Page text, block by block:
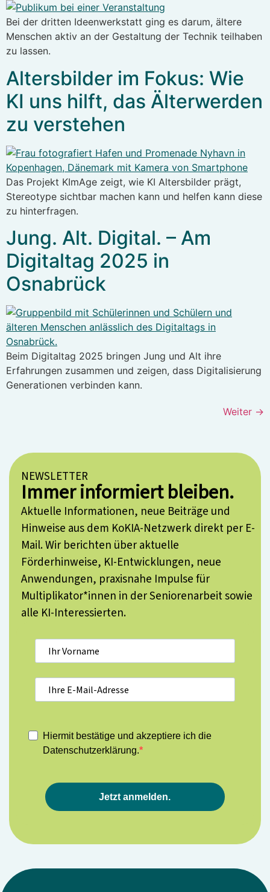
Bei der dritten Ideenwerkstatt ging es darum, ältere
Menschen aktiv an der Gestaltung der Technik teilhaben
zu lassen.
Altersbilder im Fokus: Wie
KI uns hilft, das Älterwerden
zu verstehen
Das Projekt KImAge zeigt, wie KI Altersbilder prägt,
Stereotype sichtbar machen kann und helfen kann diese
zu hinterfragen.
Jung. Alt. Digital. – Am
Digitaltag 2025 in
Osnabrück
Beim Digitaltag 2025 bringen Jung und Alt ihre
Erfahrungen zusammen und zeigen, dass Digitalisierung
Generationen verbinden kann.
Weiter →
NEWSLETTER
Immer informiert bleiben.
Aktuelle Informationen, neue Beiträge und
Hinweise aus dem KoKIA-Netzwerk direkt per E-
Mail. Wir berichten über aktuelle
Förderhinweise, KI-Entwicklungen, neue
Anwendungen, praxisnahe Impulse für
Multiplikator*innen in der Seniorenarbeit sowie
alle KI-Interessierten.
Hiermit bestätige und akzeptiere ich die
Datenschutzerklärung.
Jetzt anmelden.